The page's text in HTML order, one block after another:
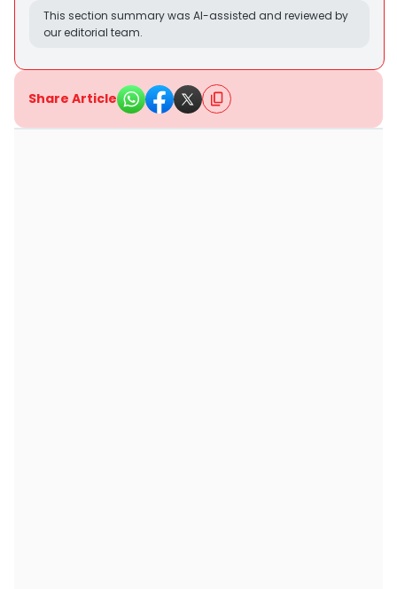
This section summary was AI-assisted and reviewed by
our editorial team.
Share Article